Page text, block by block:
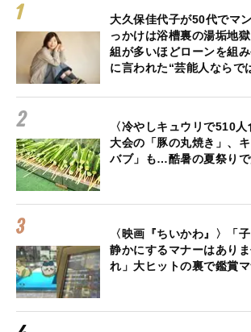
大久保佳代子が50代でマ
っかけは浴槽裏の湯垢地
組が多いほどローンを組
に言われた“芸能人ならで
〈冷やしキュウリで510
大会の「豚の丸焼き」、
バブ」も…酷暑の夏祭り
〈映画『ちいかわ』〉「
静かにするマナーはあり
れ」大ヒットの裏で鑑賞